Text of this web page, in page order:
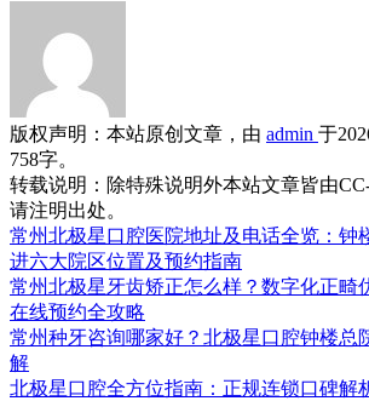
版权声明： 本站原创文章，由 admin 于
758字。
转载说明： 除特殊说明外本站文章皆由
请注明出处。
常州北极星口腔医院地址及电话全览：钟
进六大院区位置及预约指南
常州北极星牙齿矫正怎么样？数字化正畸
在线预约全攻略
常州种牙咨询哪家好？北极星口腔钟楼总
解
北极星口腔全方位指南：正规连锁口碑解